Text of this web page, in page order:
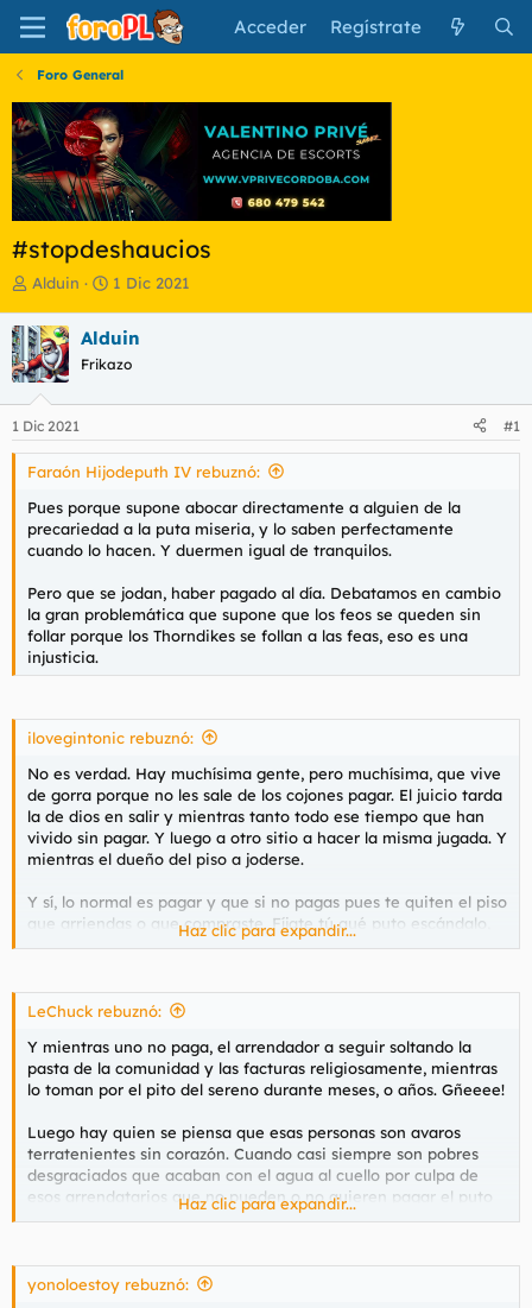
Acceder Regístrate
Foro General
#stopdeshaucios
I
i
c
i
a
d
o
r
d
t
e
a
Alduin
F
h
a
e
n
i
i
o
1 Dic 2021
Alduin
Frikazo
1 Dic 2021 #1
Faraón Hijodeputh IV rebuznó:
Pues porque supone abocar directamente a alguien de la
precariedad a la puta miseria, y lo saben perfectamente
cuando lo hacen. Y duermen igual de tranquilos.
Pero que se jodan, haber pagado al día. Debatamos en cambio
la gran problemática que supone que los feos se queden sin
follar porque los Thorndikes se follan a las feas, eso es una
injusticia.
ilovegintonic rebuznó:
No es verdad. Hay muchísima gente, pero muchísima, que vive
de gorra porque no les sale de los cojones pagar. El juicio tarda
la de dios en salir y mientras tanto todo ese tiempo que han
vivido sin pagar. Y luego a otro sitio a hacer la misma jugada. Y
mientras el dueño del piso a joderse.
Y sí, lo normal es pagar y que si no pagas pues te quiten el piso
que arriendas o que compraste. Fíjate tú qué puto escándalo,
que pagues tus putas deudas. Que yo entiendo perfectamente
agotar otras vías y no pagar y no pagar.
O no sé, a lo mejor lo suyo es que sea voluntario pagar o no.
Que si pagas no te echen y que si no pagas... pues tampoco.
Cojonudo. Uno anda pagando religiosamente su letra o su
pagar que no pagar.
No sé, a veces tenéis algunas ideas que son de fliparlo.
Haz clic para expandir...
LeChuck rebuznó:
Y mientras uno no paga, el arrendador a seguir soltando la
pasta de la comunidad y las facturas religiosamente, mientras
lo toman por el pito del sereno durante meses, o años. Gñeeee!
Luego hay quien se piensa que esas personas son avaros
terratenientes sin corazón. Cuando casi siempre son pobres
desgraciados que acaban con el agua al cuello por culpa de
esos arrendatarios que no pueden o no quieren pagar el puto
alquiler.
de tu vivienda, y los de la otra en la que vive una gente que no
Haz clic para expandir...
yonoloestoy rebuznó: